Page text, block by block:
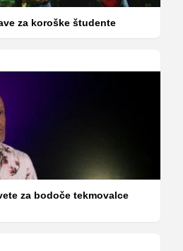
za koroške študente
za bodoče tekmovalce